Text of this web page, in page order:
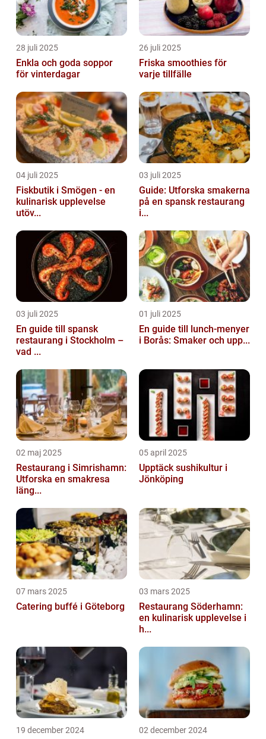
28 juli 2025
Enkla och goda soppor
för vinterdagar
26 juli 2025
Friska smoothies för
varje tillfälle
04 juli 2025
Fiskbutik i Smögen - en
kulinarisk upplevelse
utöv...
03 juli 2025
Guide: Utforska smakerna
på en spansk restaurang
i...
03 juli 2025
En guide till spansk
restaurang i Stockholm –
vad ...
01 juli 2025
En guide till lunch-menyer
i Borås: Smaker och upp...
02 maj 2025
Restaurang i Simrishamn:
Utforska en smakresa
läng...
05 april 2025
Upptäck sushikultur i
Jönköping
07 mars 2025
Catering buffé i Göteborg
03 mars 2025
Restaurang Söderhamn:
en kulinarisk upplevelse i
h...
19 december 2024 02 december 2024